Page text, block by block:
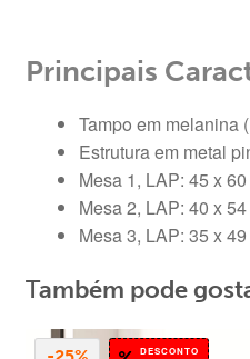
Principais
Tampo em melanina
Estrutura em metal
Mesa 1, LAP: 45 x
Mesa 2, LAP: 40 x
Mesa 3, LAP: 35 x
Também pode
DESCONTO